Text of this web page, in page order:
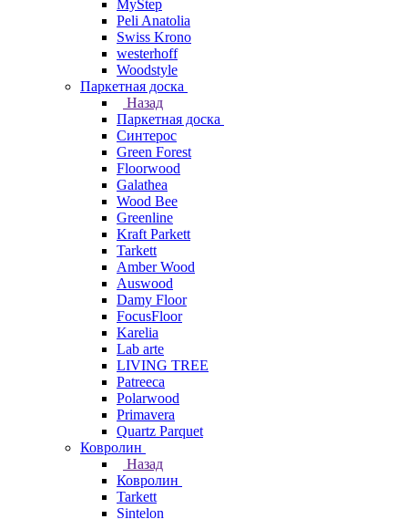
MyStep
Peli Anatolia
Swiss Krono
westerhoff
Woodstyle
Паркетная доска
Назад
Паркетная доска
Синтерос
Green Forest
Floorwood
Galathea
Wood Bee
Greenline
Kraft Parkett
Tarkett
Amber Wood
Auswood
Damy Floor
FocusFloor
Karelia
Lab arte
LIVING TREE
Patreeca
Polarwood
Primavera
Quartz Parquet
Ковролин
Назад
Ковролин
Tarkett
Sintelon